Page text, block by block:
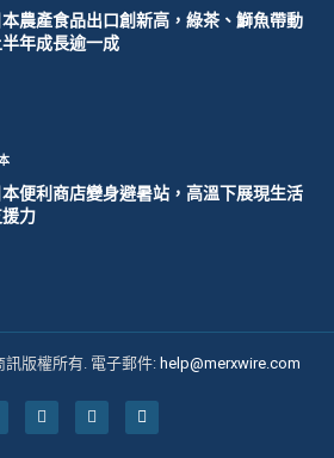
本農產食品出口創新高，綠茶、鰤魚帶動
年成長逾一成
本便利商店變身避暑站，高溫下展現生活
力
版權所有. 電子郵件: help@merxwire.com